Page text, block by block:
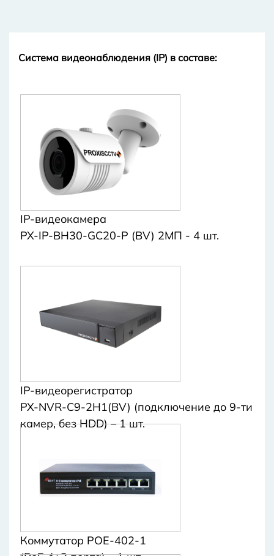
Система видеонаблюдения (IP) в составе:
IP-видеокамера
PX-IP-BH30-GC20-P (BV) 2МП - 4 шт.
IP-видеорегистратор
PX-NVR-C9-2H1(BV) (подключение до 9-ти
камер, без HDD) – 1 шт.
Коммутатор POE-402-1